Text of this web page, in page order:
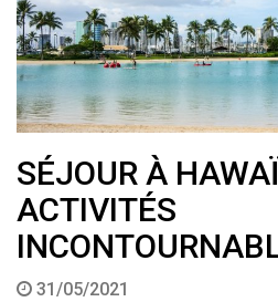
SÉJOUR À
ACTIVITÉS
31/05/2021